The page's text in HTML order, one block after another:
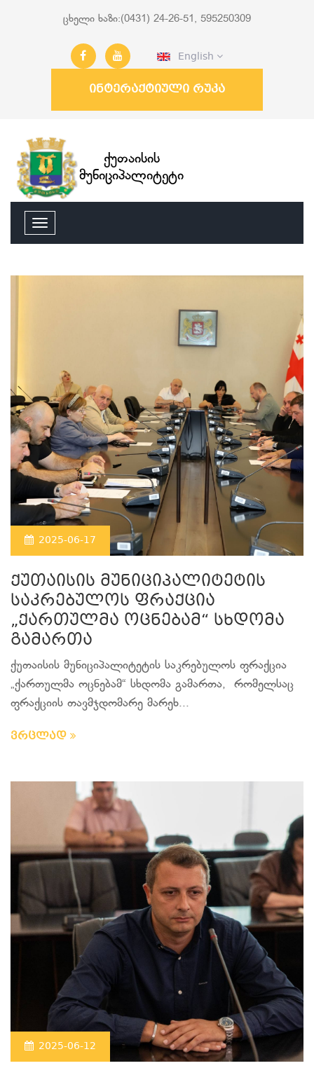
ცხელი ხაზი:(0431) 24-26-51, 595250309
English
ინტერაქტიული რუკა
ქუთაისის
მუნიციპალიტეტი
2025-06-17
ქუთაისის მუნიციპალიტეტის
საკრებულოს ფრაქცია
„ქართულმა ოცნებამ“ სხდომა
გამართა
ქუთაისის მუნიციპალიტეტის საკრებულოს ფრაქცია
„ქართულმა ოცნებამ“ სხდომა გამართა, რომელსაც
ფრაქციის თავმჯდომარე მარეხ...
ვრცლად
2025-06-12